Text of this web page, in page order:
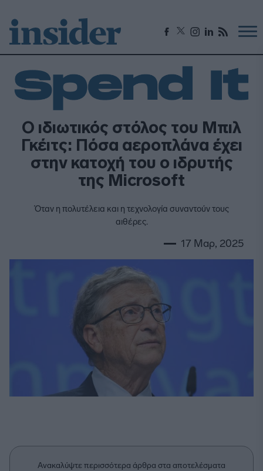
Ο ιδιωτικός στόλος του Μπιλ
Γκέιτς: Πόσα αεροπλάνα έχει
στην κατοχή του ο ιδρυτής
της Microsoft
Όταν η πολυτέλεια και η τεχνολογία συναντούν τους
αιθέρες.
17 Μαρ, 2025
Ανακαλύψτε περισσότερα άρθρα στα αποτελέσματα